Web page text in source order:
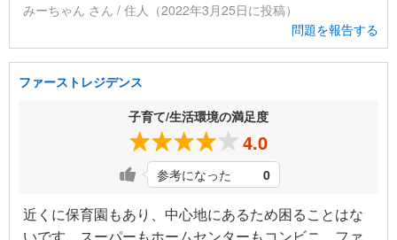
みーちゃん さん / 住人（2022年3月25日に投稿）
問題を報告する
ファーストレジデンス
子育て/生活環境の満足度
4.0
参考になった 0
近くに保育園もあり、中心地にあるため困ることはな